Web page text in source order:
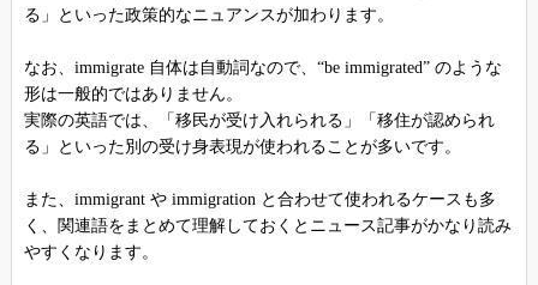
る」といった政策的なニュアンスが加わります。
なお、immigrate 自体は自動詞なので、“be immigrated” のような
形は一般的ではありません。
実際の英語では、「移民が受け入れられる」「移住が認められ
る」といった別の受け身表現が使われることが多いです。
また、immigrant や immigration と合わせて使われるケースも多
く、関連語をまとめて理解しておくとニュース記事がかなり読み
やすくなります。